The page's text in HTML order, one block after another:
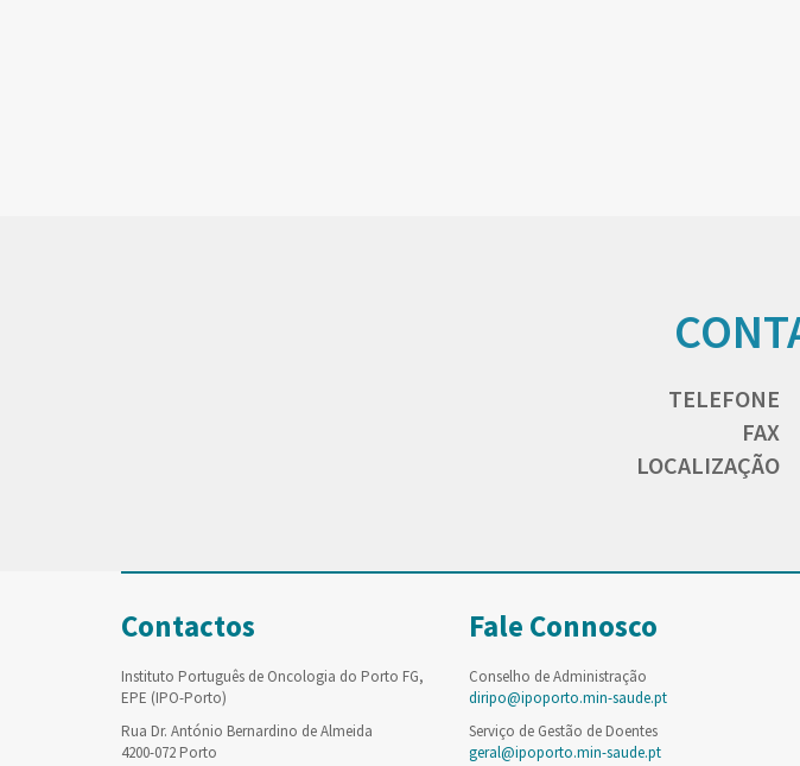
TELEFONE
FAX
LOCALIZAÇÃO
Contactos
Instituto Português de Oncologia do Porto FG,
EPE (IPO-Porto)
Rua Dr. António Bernardino de Almeida
4200-072 Porto
Fale Connosco
Conselho de Administração
diripo@ipoporto.min-saude.pt
Serviço de Gestão de Doentes
geral@ipoporto.min-saude.pt